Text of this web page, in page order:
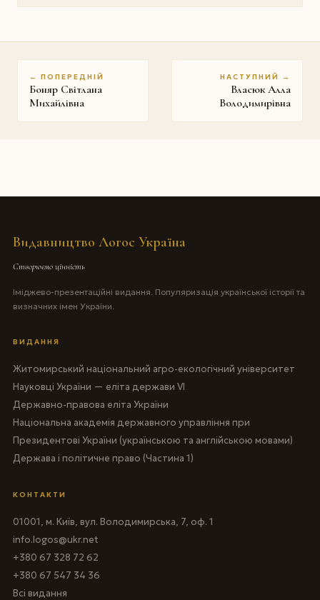
← ПОПЕРЕДНІЙ
Боняр Світлана
Михайлівна
НАСТУПНИЙ →
Власюк Алла
Володимирівна
Видавництво Логос Україна
Створюємо цінність
Іміджево-презентаційні видання. Популяризація української історії та
визначних імен України.
ВИДАННЯ
Житомирський національний агро-екологічний університет
Науковці України — еліта держави VI
Державно-правова еліта України
Національна академія державного управління при
Президентові України (українською та англійською мовами)
Держава і політичне право (Частина 1)
КОНТАКТИ
01001, м. Київ, вул. Володимирська, 7, оф. 1
info.logos@ukr.net
+380 67 328 72 62
+380 67 547 34 36
Всі видання